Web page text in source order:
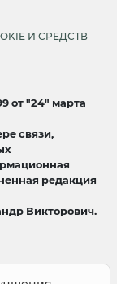
И СРЕДСТВ
от "24" марта
связи,
редакция
Викторович.